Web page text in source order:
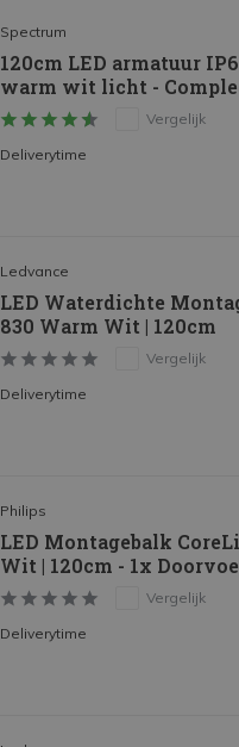
Spectrum
120cm LED armatuur
warm wit licht -
Vergelijk
Deliverytime
Ledvance
LED Waterdichte
830 Warm Wit | 120cm
Vergelijk
Deliverytime
Philips
LED Montagebalk
Wit | 120cm - 1x
Vergelijk
Deliverytime